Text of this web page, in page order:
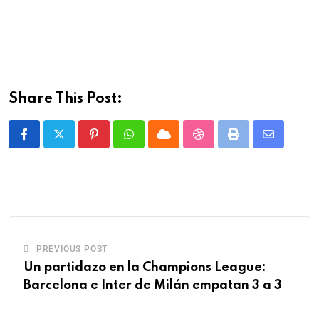
Share This Post:
PREVIOUS POST
Un partidazo en la Champions League:
Barcelona e Inter de Milán empatan 3 a 3